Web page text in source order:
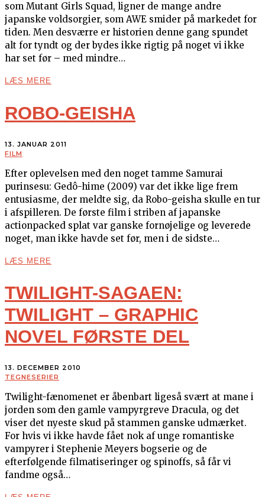
som Mutant Girls Squad, ligner de mange andre
japanske voldsorgier, som AWE smider på markedet for
tiden. Men desværre er historien denne gang spundet
alt for tyndt og der bydes ikke rigtig på noget vi ikke
har set før – med mindre…
LÆS MERE
ROBO-GEISHA
13. JANUAR 2011
FILM
Efter oplevelsen med den noget tamme Samurai
purinsesu: Gedô-hime (2009) var det ikke lige frem
entusiasme, der meldte sig, da Robo-geisha skulle en tur
i afspilleren. De første film i striben af japanske
actionpacked splat var ganske fornøjelige og leverede
noget, man ikke havde set før, men i de sidste…
LÆS MERE
TWILIGHT-SAGAEN:
TWILIGHT – GRAPHIC
NOVEL FØRSTE DEL
13. DECEMBER 2010
TEGNESERIER
Twilight-fænomenet er åbenbart ligeså svært at mane i
jorden som den gamle vampyrgreve Dracula, og det
viser det nyeste skud på stammen ganske udmærket.
For hvis vi ikke havde fået nok af unge romantiske
vampyrer i Stephenie Meyers bogserie og de
efterfølgende filmatiseringer og spinoffs, så får vi
fandme også…